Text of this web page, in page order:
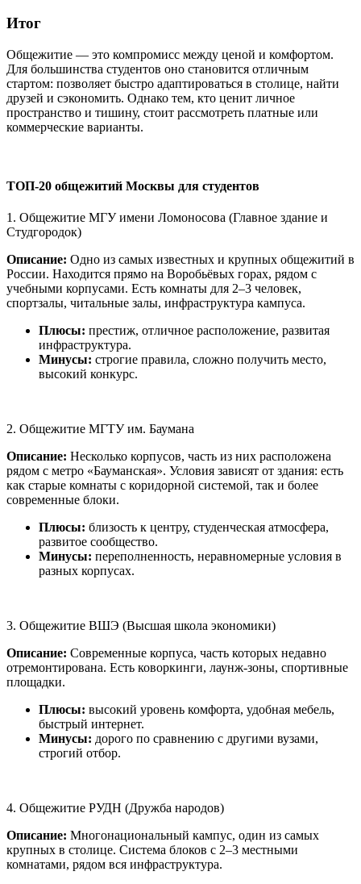
Итог
Общежитие — это компромисс между ценой и комфортом.
Для большинства студентов оно становится отличным
стартом: позволяет быстро адаптироваться в столице, найти
друзей и сэкономить. Однако тем, кто ценит личное
пространство и тишину, стоит рассмотреть платные или
коммерческие варианты.
ТОП-20 общежитий Москвы для студентов
1. Общежитие МГУ имени Ломоносова (Главное здание и
Студгородок)
Описание: Одно из самых известных и крупных общежитий в
России. Находится прямо на Воробьёвых горах, рядом с
учебными корпусами. Есть комнаты для 2–3 человек,
спортзалы, читальные залы, инфраструктура кампуса.
Плюсы: престиж, отличное расположение, развитая
инфраструктура.
Минусы: строгие правила, сложно получить место,
высокий конкурс.
2. Общежитие МГТУ им. Баумана
Описание: Несколько корпусов, часть из них расположена
рядом с метро «Бауманская». Условия зависят от здания: есть
как старые комнаты с коридорной системой, так и более
современные блоки.
Плюсы: близость к центру, студенческая атмосфера,
развитое сообщество.
Минусы: переполненность, неравномерные условия в
разных корпусах.
3. Общежитие ВШЭ (Высшая школа экономики)
Описание: Современные корпуса, часть которых недавно
отремонтирована. Есть коворкинги, лаунж-зоны, спортивные
площадки.
Плюсы: высокий уровень комфорта, удобная мебель,
быстрый интернет.
Минусы: дорого по сравнению с другими вузами,
строгий отбор.
4. Общежитие РУДН (Дружба народов)
Описание: Многонациональный кампус, один из самых
крупных в столице. Система блоков с 2–3 местными
комнатами, рядом вся инфраструктура.